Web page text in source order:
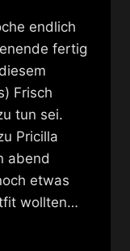
endlich
fertig
Frisch
tun sei.
Pricilla
abend
etwas
wollten…